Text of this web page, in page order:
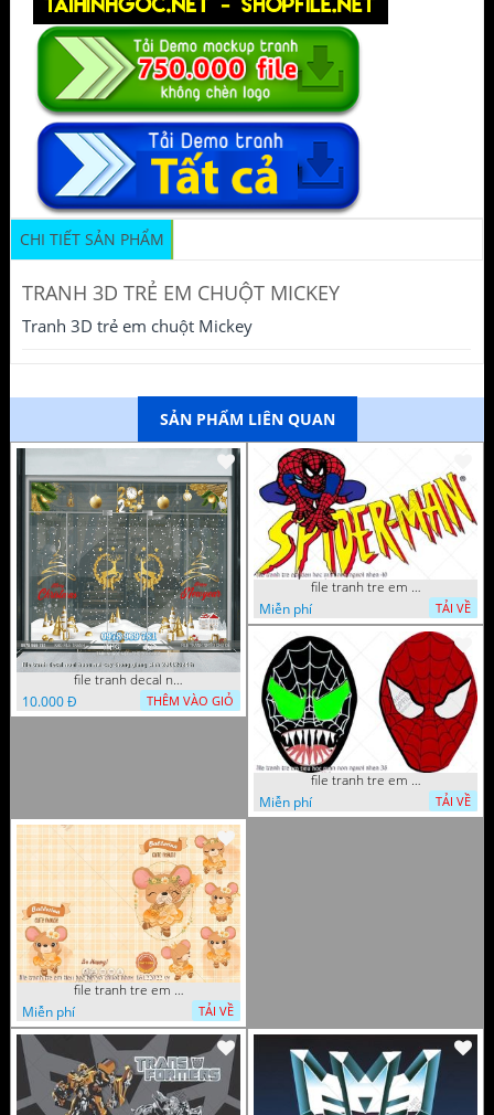
CHI TIẾT SẢN PHẨM
TRANH 3D TRẺ EM CHUỘT MICKEY
Tranh 3D trẻ em chuột Mickey
SẢN PHẨM LIÊN QUAN
file tranh decal noel huou nai cay thong giang sinh 28112024 h
10.000 Đ
THÊM VÀO GIỎ
file tranh tre em tieu hoc man non nguoi nhen 40
Miễn phí
TẢI VỀ
file tranh tre em tieu hoc man non nguoi nhen 36
Miễn phí
TẢI VỀ
file tranh tre em tieu hoc bia vo chuot nhay 16122022 vy
Miễn phí
TẢI VỀ